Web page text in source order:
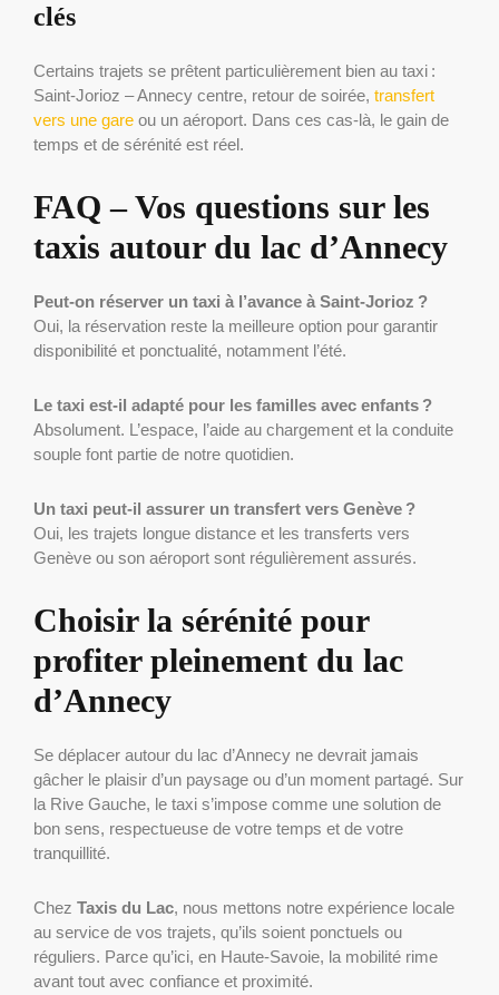
clés
Certains trajets se prêtent particulièrement bien au taxi :
Saint-Jorioz – Annecy centre, retour de soirée, transfert
vers une gare ou un aéroport. Dans ces cas-là, le gain de
temps et de sérénité est réel.
FAQ – Vos questions sur les
taxis autour du lac d’Annecy
Peut-on réserver un taxi à l’avance à Saint-Jorioz ?
Oui, la réservation reste la meilleure option pour garantir
disponibilité et ponctualité, notamment l’été.
Le taxi est-il adapté pour les familles avec enfants ?
Absolument. L’espace, l’aide au chargement et la conduite
souple font partie de notre quotidien.
Un taxi peut-il assurer un transfert vers Genève ?
Oui, les trajets longue distance et les transferts vers
Genève ou son aéroport sont régulièrement assurés.
Choisir la sérénité pour
profiter pleinement du lac
d’Annecy
Se déplacer autour du lac d’Annecy ne devrait jamais
gâcher le plaisir d’un paysage ou d’un moment partagé. Sur
la Rive Gauche, le taxi s’impose comme une solution de
bon sens, respectueuse de votre temps et de votre
tranquillité.
Chez Taxis du Lac, nous mettons notre expérience locale
au service de vos trajets, qu’ils soient ponctuels ou
réguliers. Parce qu’ici, en Haute-Savoie, la mobilité rime
avant tout avec confiance et proximité.